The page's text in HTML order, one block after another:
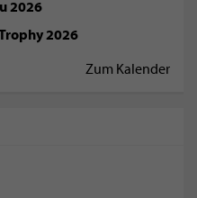
2026
2026
Zum Kalender